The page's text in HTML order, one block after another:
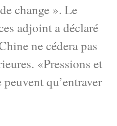
change ». Le
adjoint a déclaré
ne cédera pas
«Pressions et
qu’entraver